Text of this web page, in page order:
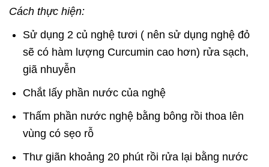
Cách thực hiện:
Sử dụng 2 củ nghệ tươi ( nên sử dụng nghệ đỏ
sẽ có hàm lượng Curcumin cao hơn) rửa sạch,
giã nhuyễn
Chắt lấy phần nước của nghệ
Thấm phần nước nghệ bằng bông rồi thoa lên
vùng có sẹo rỗ
Thư giãn khoảng 20 phút rồi rửa lại bằng nước